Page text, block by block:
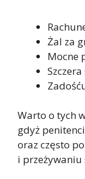
Żal za
Mocne
Warto o tych
gdyż
oraz często
i